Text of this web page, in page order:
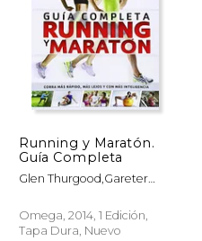
50%
dcto.
Running y Maratón.
Guía Completa
Glen Thurgood,Gareter
Stamkiewicz
Omega, 2014, 1 Edición,
Tapa Dura, Nuevo